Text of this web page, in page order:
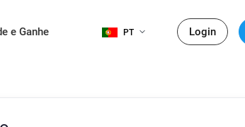
e Ganhe PT Login